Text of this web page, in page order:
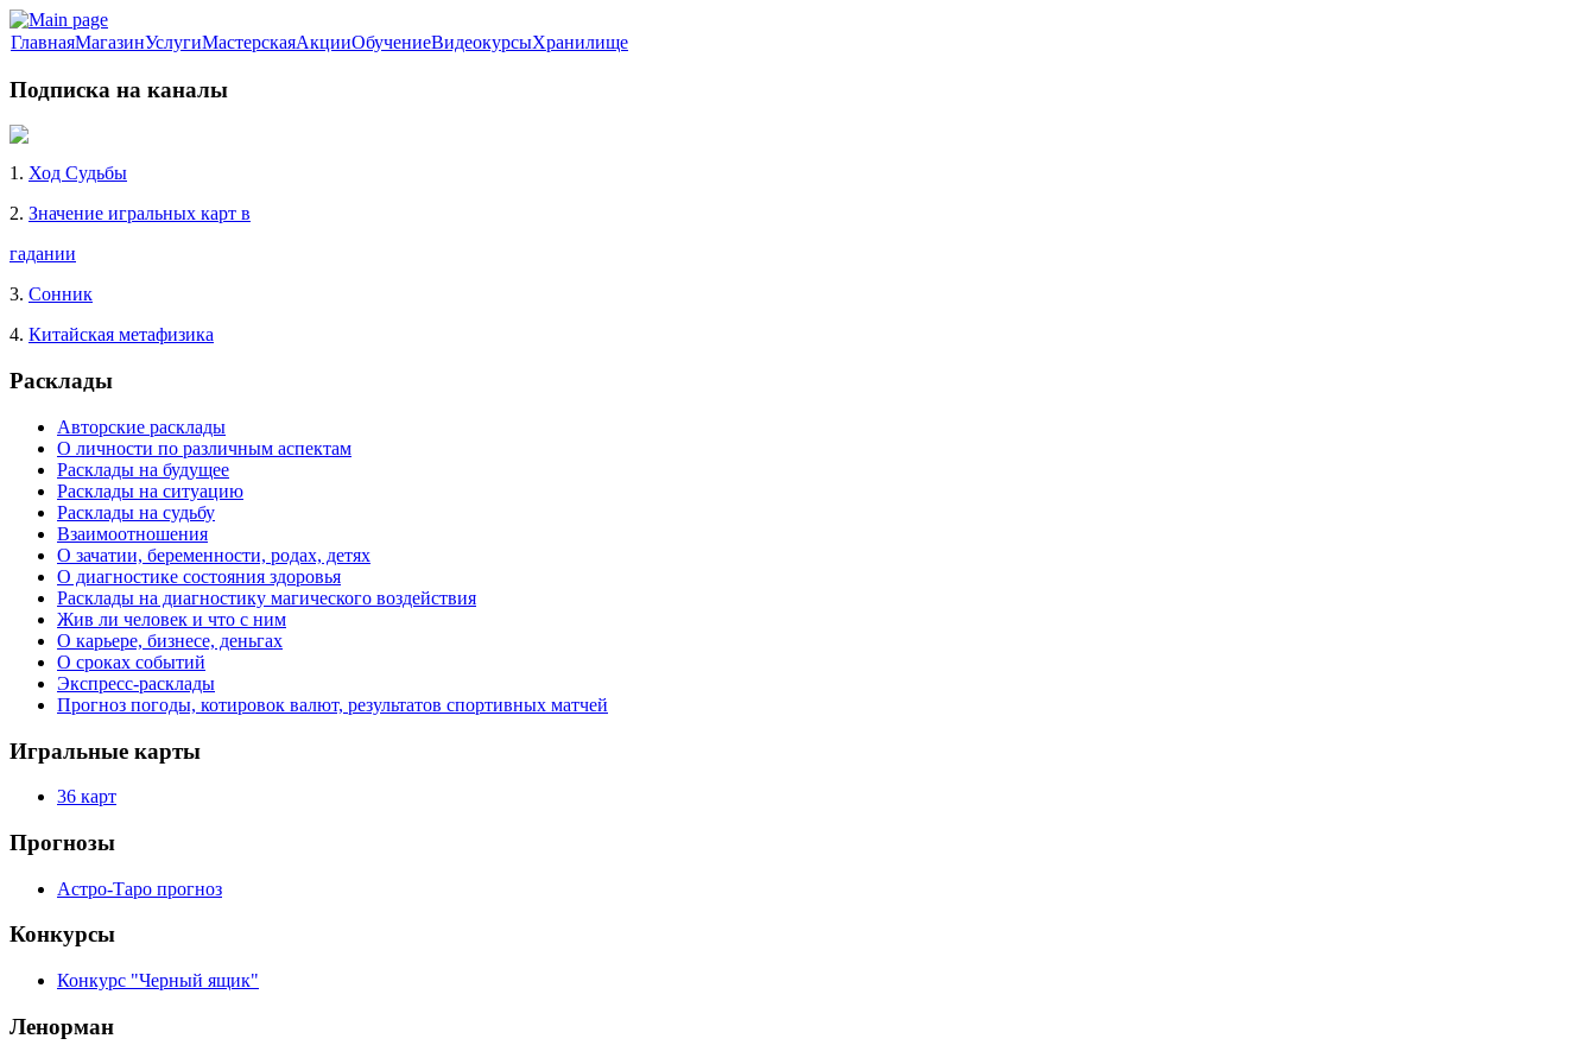
ГлавнаяМагазинУслугиМастерскаяАкцииОбучениеВидеокурсыХранилище
Подписка на каналы
1. Ход Судьбы
2. Значение игральных карт в
гадании
3. Сонник
4. Китайская метафизика
Расклады
Авторские расклады
О личности по различным аспектам
Расклады на будущее
Расклады на ситуацию
Расклады на судьбу
Взаимоотношения
О зачатии, беременности, родах, детях
О диагностике состояния здоровья
Расклады на диагностику магического воздействия
Жив ли человек и что с ним
О карьере, бизнесе, деньгах
О сроках событий
Экспресс-расклады
Прогноз погоды, котировок валют, результатов спортивных матчей
Игральные карты
36 карт
Прогнозы
Астро-Таро прогноз
Конкурсы
Конкурс "Черный ящик"
Ленорман